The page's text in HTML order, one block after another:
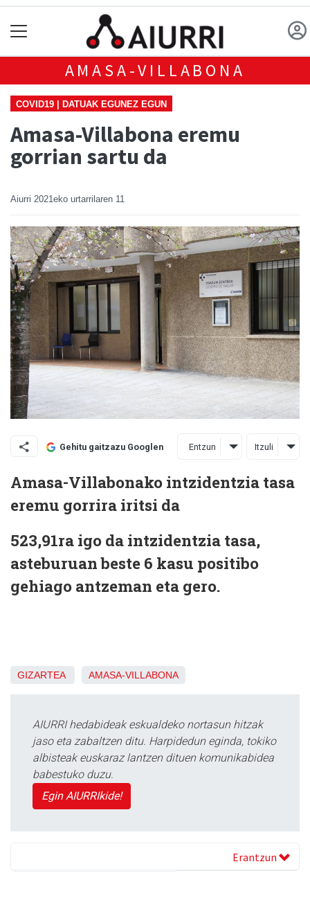
AMASA-VILLABONA
COVID19 | DATUAK EGUNEZ EGUN
Amasa-Villabona eremu
gorrian sartu da
Aiurri 2021eko urtarrilaren 11
Gehitu gaitzazu Googlen Entzun Itzuli
Amasa-Villabonako intzidentzia tasa
eremu gorrira iritsi da
523,91ra igo da intzidentzia tasa,
asteburuan beste 6 kasu positibo
gehiago antzeman eta gero.
GIZARTEA AMASA-VILLABONA
AIURRI hedabideak eskualdeko nortasun hitzak
jaso eta zabaltzen ditu. Harpidedun eginda, tokiko
albisteak euskaraz lantzen dituen komunikabidea
babestuko duzu.
Egin AIURRIkide!
Erantzun